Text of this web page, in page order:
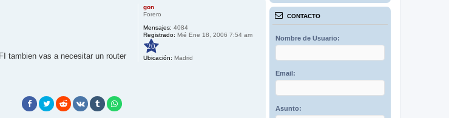
gon
Forero
Mensajes: 4084
Registrado: Mié Ene 18, 2006 7:54 am
20
Ubicación: Madrid
tambien vas a necesitar un router
CONTACTO
Nombre de Usuario:
Email:
Asunto: